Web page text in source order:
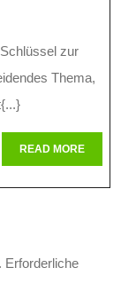
zur
Thema,
READ MOREREAD
MORE
Erforderliche